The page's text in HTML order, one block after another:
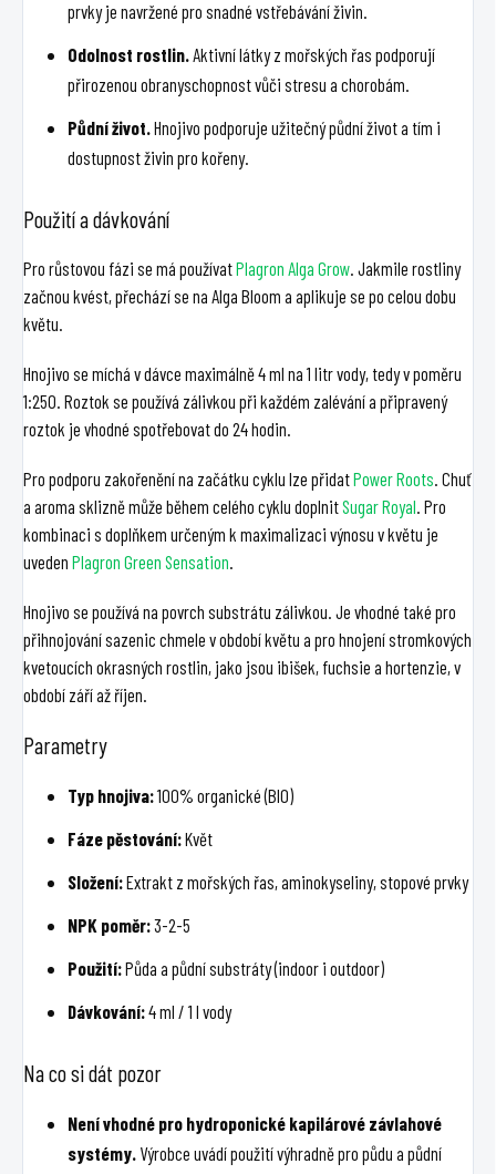
prvky je navržené pro snadné vstřebávání živin.
Odolnost rostlin. Aktivní látky z mořských řas podporují
přirozenou obranyschopnost vůči stresu a chorobám.
Půdní život. Hnojivo podporuje užitečný půdní život a tím i
dostupnost živin pro kořeny.
Použití a dávkování
Pro růstovou fázi se má používatPlagron Alga Grow . Jakmile rostliny
začnou kvést, přechází se na Alga Bloom a aplikuje se po celou dobu
květu.
Hnojivo se míchá v dávce maximálně 4 ml na 1 litr vody, tedy v poměru
1:250. Roztok se používá zálivkou při každém zalévání a připravený
roztok je vhodné spotřebovat do 24 hodin.
Pro podporu zakořenění na začátku cyklu lze přidatPower Roots . Chuť
a aroma sklizně může během celého cyklu doplnitSugar Royal . Pro
kombinaci s doplňkem určeným k maximalizaci výnosu v květu je
uveden Plagron Green Sensation
Hnojivo se používá na povrch substrátu zálivkou. Je vhodné také pro
přihnojování sazenic chmele v období květu a pro hnojení stromkových
kvetoucích okrasných rostlin, jako jsou ibišek, fuchsie a hortenzie, v
období září až říjen.
Parametry
Typ hnojiva:100% organické (BIO)
Fáze pěstování:Květ
Složení:Extrakt z mořských řas, aminokyseliny, stopové prvky
NPK poměr:3-2-5
Použití:Půda a půdní substráty (indoor i outdoor)
Dávkování:4 ml / 1 l vody
Na co si dát pozor
Není vhodné pro hydroponické kapilárové závlahové
systémy. Výrobce uvádí použití výhradně pro půdu a půdní